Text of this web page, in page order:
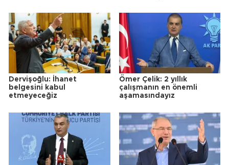
Dervişoğlu: İhanet
belgesini kabul
etmeyeceğiz
Ömer Çelik: 2 yıllık
çalışmanın en önemli
aşamasındayız